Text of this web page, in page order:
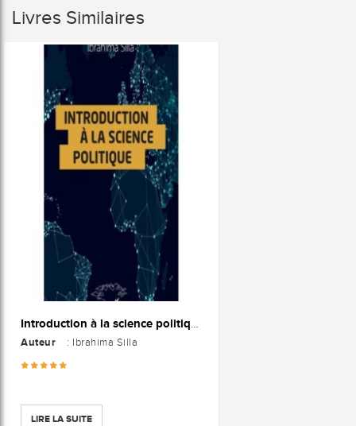
Livres Similaires
Introduction à la science politique
Auteur : Ibrahima Silla
LIRE LA SUITE